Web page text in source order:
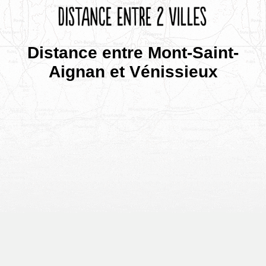
Distance entre Mont-Saint-
Aignan et Vénissieux